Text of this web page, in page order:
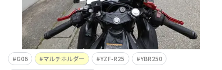
G06 マルチホルダー YZF-R25
YBR250